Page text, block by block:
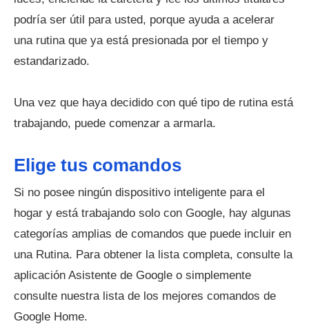
podría ser útil para usted, porque ayuda a acelerar
una rutina que ya está presionada por el tiempo y
estandarizado.
Una vez que haya decidido con qué tipo de rutina está
trabajando, puede comenzar a armarla.
Elige tus comandos
Si no posee ningún dispositivo inteligente para el
hogar y está trabajando solo con Google, hay algunas
categorías amplias de comandos que puede incluir en
una Rutina. Para obtener la lista completa, consulte la
aplicación Asistente de Google o simplemente
consulte nuestra lista de los mejores comandos de
Google Home.